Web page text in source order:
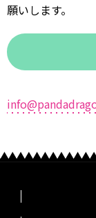
願いします。